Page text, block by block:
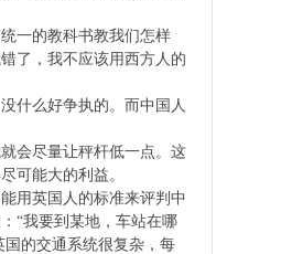
一的教科书教我们怎样
了，我不应该用西方人的
什么好争执的。而中国人
会尽量让秤杆低一点。这
可能大的利益。
用英国人的标准来评判中
“我要到某地，车站在哪
国的交通系统很复杂，每